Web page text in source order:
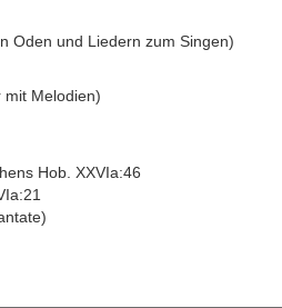
Oden und Liedern zum Singen)
mit Melodien)
Hob. XXVIa:46